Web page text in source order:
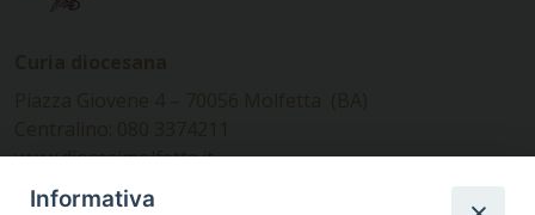
www.diocesimolfetta.it –
diocesimolfetta@pec.chiesacattolica.it
Informativa